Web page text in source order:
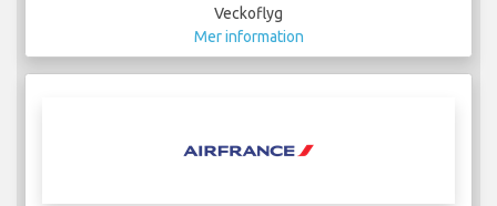
Veckoflyg
Mer information